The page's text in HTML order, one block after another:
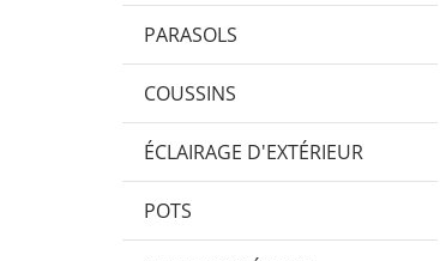
PARASOLS
COUSSINS
ÉCLAIRAGE D'EXTÉRIEUR
POTS